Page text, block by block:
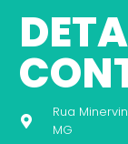
Rua
MG